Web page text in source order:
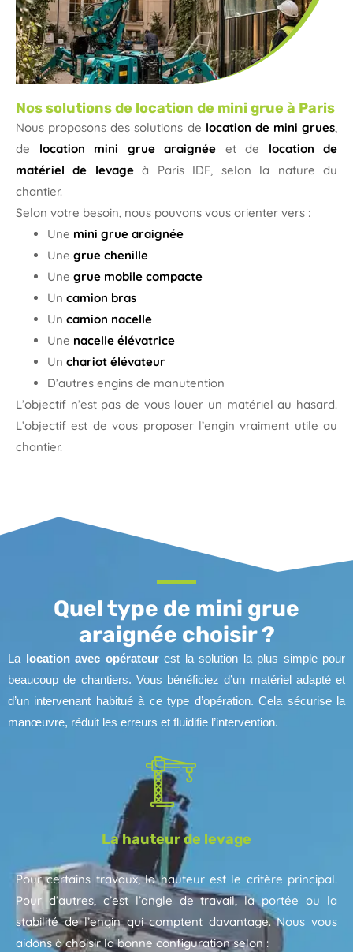
Nos solutions de location de mini grue à Paris
Nous proposons des solutions de location de mini grues,
de location mini grue araignée et de location de
matériel de levageà Paris IDF, selon la nature du
chantier.
Selon votre besoin, nous pouvons vous orienter vers :
Une mini grue araignée
Une grue chenille
Une grue mobile compacte
Un camion bras
Un camion nacelle
Une nacelle élévatrice
Un chariot élévateur
D’autres engins de manutention
L’objectif n’est pas de vous louer un matériel au hasard.
L’objectif est de vous proposer l’engin vraiment utile au
chantier.
Quel type de mini grue
araignée choisir ?
La location avec opérateurest la solution la plus simple pour
beaucoup de chantiers. Vous bénéficiez d’un matériel adapté et
d’un intervenant habitué à ce type d’opération. Cela sécurise la
manœuvre, réduit les erreurs et fluidifie l’intervention.
La hauteur de levage
Pour certains travaux, la hauteur est le critère principal.
Pour d’autres, c’est l’angle de travail, la portée ou la
stabilité de l’engin qui comptent davantage. Nous vous
aidons à choisir la bonne configuration selon :